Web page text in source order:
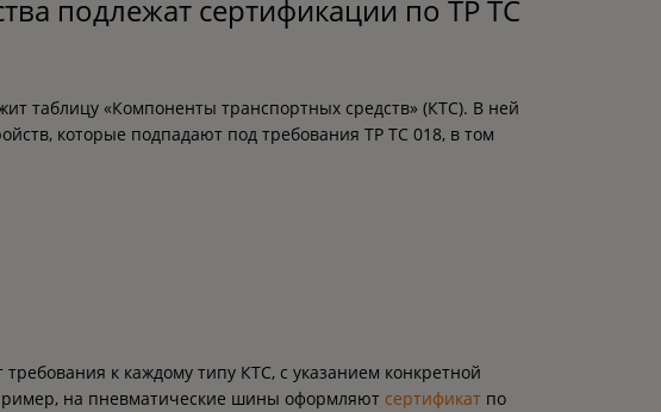
подлежат сертификации по ТР ТС
таблицу «Компоненты транспортных средств» (КТС). В ней
которые подпадают под требования ТР ТС 018, в том
к каждому типу КТС, с указанием конкретной
на пневматические шины оформляют сертификат по